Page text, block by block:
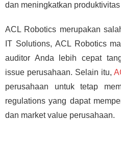
dan meningkatkan
ACL Robotics merupakan
IT Solutions, ACL Robotics
auditor Anda lebih cepat
issue perusahaan. Selain itu,
perusahaan untuk tetap
regulations yang dapat
dan market value perusahaan.